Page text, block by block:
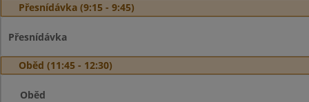
Přesnídávka (9:15 - 9:45)
Přesnídávka
Oběd (11:45 - 12:30)
Oběd